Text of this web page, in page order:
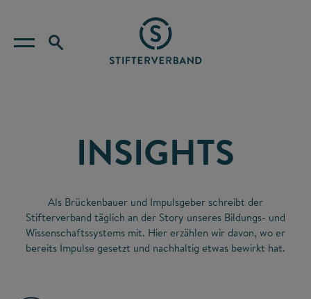
INSIGHTS
Als Brückenbauer und Impulsgeber schreibt der
Stifterverband täglich an der Story unseres Bildungs- und
Wissenschaftssystems mit. Hier erzählen wir davon, wo er
bereits Impulse gesetzt und nachhaltig etwas bewirkt hat.